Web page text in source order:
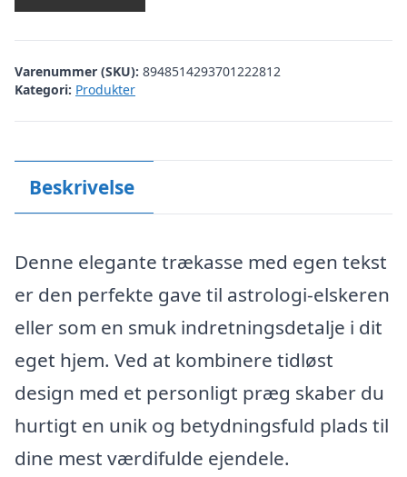
Varenummer (SKU): 8948514293701222812
Kategori: Produkter
Beskrivelse
Denne elegante trækasse med egen tekst
er den perfekte gave til astrologi-elskeren
eller som en smuk indretningsdetalje i dit
eget hjem. Ved at kombinere tidløst
design med et personligt præg skaber du
hurtigt en unik og betydningsfuld plads til
dine mest værdifulde ejendele.